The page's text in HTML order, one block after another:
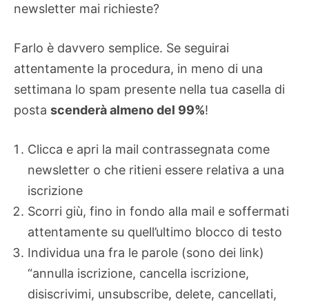
newsletter mai richieste?
Farlo è davvero semplice. Se seguirai
attentamente la procedura, in meno di una
settimana lo spam presente nella tua casella di
posta scenderà almeno del 99%!
Clicca e apri la mail contrassegnata come
newsletter o che ritieni essere relativa a una
iscrizione
Scorri giù, fino in fondo alla mail e soffermati
attentamente su quell’ultimo blocco di testo
Individua una fra le parole (sono dei link)
“annulla iscrizione, cancella iscrizione,
disiscrivimi, unsubscribe, delete, cancellati,